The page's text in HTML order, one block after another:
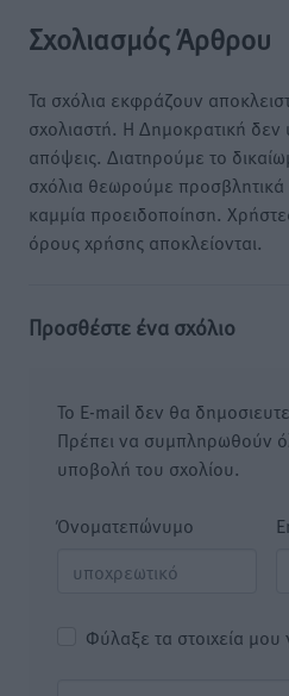
Σχολιασμός Άρθρου
Τα σχόλια εκφράζουν
σχολιαστή. Η Δημοκρατική δεν
απόψεις. Διατηρούμε το
σχόλια θεωρούμε προσβλητικά
καμμία προειδοποίηση.
όρους χρήσης αποκλείονται.
Προσθέστε ένα σχόλιο
Το E-mail δεν θα
Πρέπει να συμπληρωθούν
υποβολή του σχολίου.
Όνοματεπώνυμο
Φύλαξε τα στοιχεία